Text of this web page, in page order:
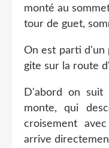
monté au
tour de guet,
On est parti d'un
gite sur la route
D'abord on suit
monte, qui
croisement
arrive